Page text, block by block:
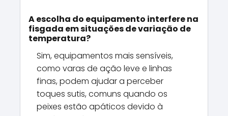
A escolha do equipamento interfere na
fisgada em situações de variação de
temperatura?
Sim, equipamentos mais sensíveis,
como varas de ação leve e linhas
finas, podem ajudar a perceber
toques sutis, comuns quando os
peixes estão apáticos devido à